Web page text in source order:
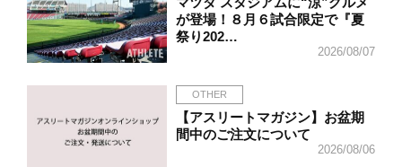
が登場！８月６試合限定で『夏
祭り202…
2026/08/07
OTHER
【アスリートマガジン】お盆期
間中のご注文について
2026/08/06